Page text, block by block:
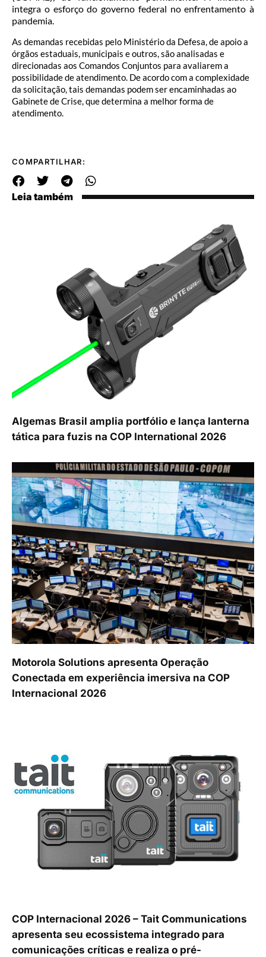
integra o esforço do governo federal no enfrentamento à
pandemia.
As demandas recebidas pelo Ministério da Defesa, de apoio a
órgãos estaduais, municipais e outros, são analisadas e
direcionadas aos Comandos Conjuntos para avaliarem a
possibilidade de atendimento. De acordo com a complexidade
da solicitação, tais demandas podem ser encaminhadas ao
Gabinete de Crise, que determina a melhor forma de
atendimento.
COMPARTILHAR:
Leia também
Algemas Brasil amplia portfólio e lança lanterna
tática para fuzis na COP International 2026
Motorola Solutions apresenta Operação
Conectada em experiência imersiva na COP
Internacional 2026
COP Internacional 2026 – Tait Communications
apresenta seu ecossistema integrado para
comunicações críticas e realiza o pré-